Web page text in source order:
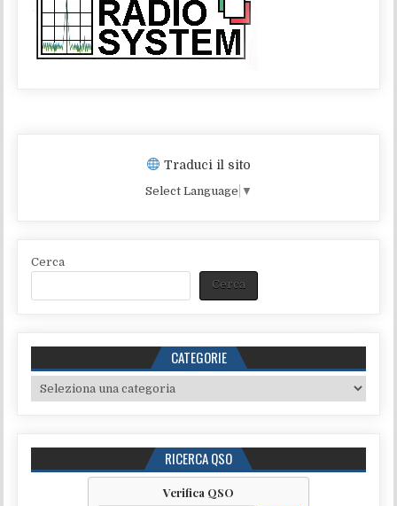
Traduci il sito
Select Language ▼
Cerca
Cerca
CATEGORIE
Categorie
RICERCA QSO
Verifica QSO